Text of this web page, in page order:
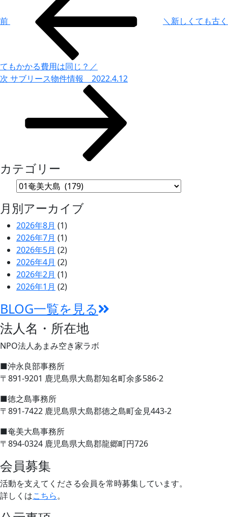
ナ
ー
シ
稿
前 ＼新しくても古く
てもかかる費用は同じ？／
次
次 サブリース物件情報 2022.4.12
カテゴリー
月別アーカイブ
2026年8月 (1)
2026年7月 (1)
2026年5月 (2)
2026年4月 (2)
2026年2月 (1)
2026年1月 (2)
BLOG一覧を見る
法人名・所在地
NPO法人あまみ空き家ラボ
■沖永良部事務所
〒891-9201 鹿児島県大島郡知名町余多586-2
■徳之島事務所
〒891-7422 鹿児島県大島郡徳之島町金見443-2
■奄美大島事務所
〒894-0324 鹿児島県大島郡龍郷町円726
会員募集
活動を支えてくださる会員を常時募集しています。
詳しくはこちら。